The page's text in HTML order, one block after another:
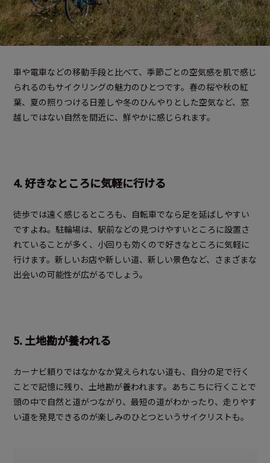
車や電車などの移動手段と比べて、季節ごとの空気感を肌で感じ
られるのもサイクリングの魅力のひとつです。春の桜や秋の紅
葉、夏の照りつける日差しや冬のひんやりとした空気など、窓
越しではない自然を間近に、鮮やかに感じられます。
4. 好きなところに気軽に行ける
徒歩では遠く感じるところも、自転車でなら足を延ばしやすい
ですよね。駐輪場は、駅前などの見つけやすいところに設置さ
れていることが多く、小回りも効くので好きなところに気軽に
行けます。新しいお店や新しい道、新しい景色など、さまざまな
出会いの可能性が広がるでしょう。
5. 土地勘が養われる
カーナビ頼りではなかなか覚えられない道も、自分の足で行く
ことで記憶に残り、土地勘が養われます。あちこちに行くことで
頭の中で自然と道がつながり、最短の道がわかったり、走りやす
い道を発見できるのが楽しみのひとつというサイクリストも。